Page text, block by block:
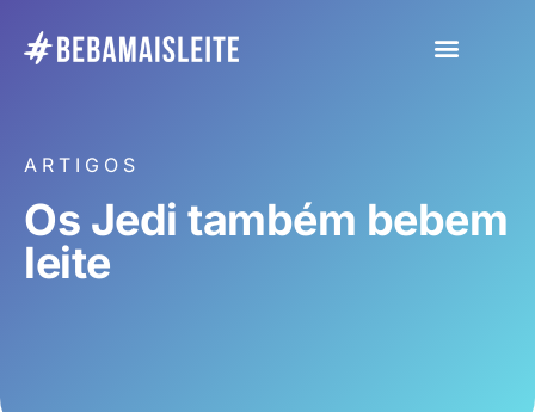
ARTIGOS
Os Jedi também bebem
leite